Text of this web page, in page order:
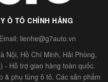
Ô TÔ CHÍNH HÃNG
Email: lienhe@g7auto.vn
Nội, Hồ Chí Minh, Hải Phòng,
) - Hỗ trợ giao hàng toàn quốc.
& phụ tùng ô tô. Các sản phẩm